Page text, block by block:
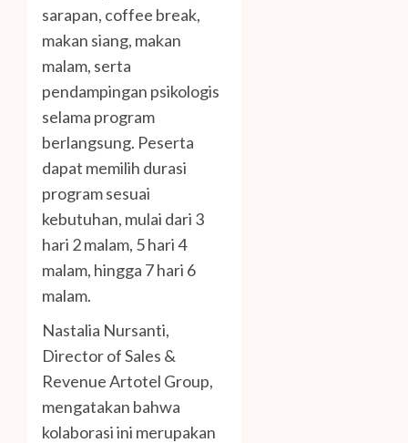
sarapan, coffee break,
makan siang, makan
malam, serta
pendampingan psikologis
selama program
berlangsung. Peserta
dapat memilih durasi
program sesuai
kebutuhan, mulai dari 3
hari 2 malam, 5 hari 4
malam, hingga 7 hari 6
malam.
Nastalia Nursanti,
Director of Sales &
Revenue Artotel Group,
mengatakan bahwa
kolaborasi ini merupakan